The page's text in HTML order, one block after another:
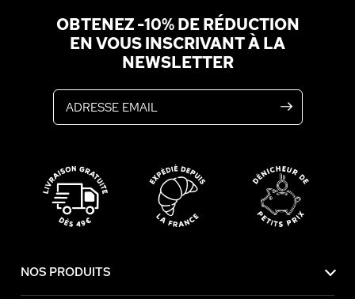
OBTENEZ -10% DE RÉDUCTION
EN VOUS INSCRIVANT À LA
NEWSLETTER
NOS PRODUITS